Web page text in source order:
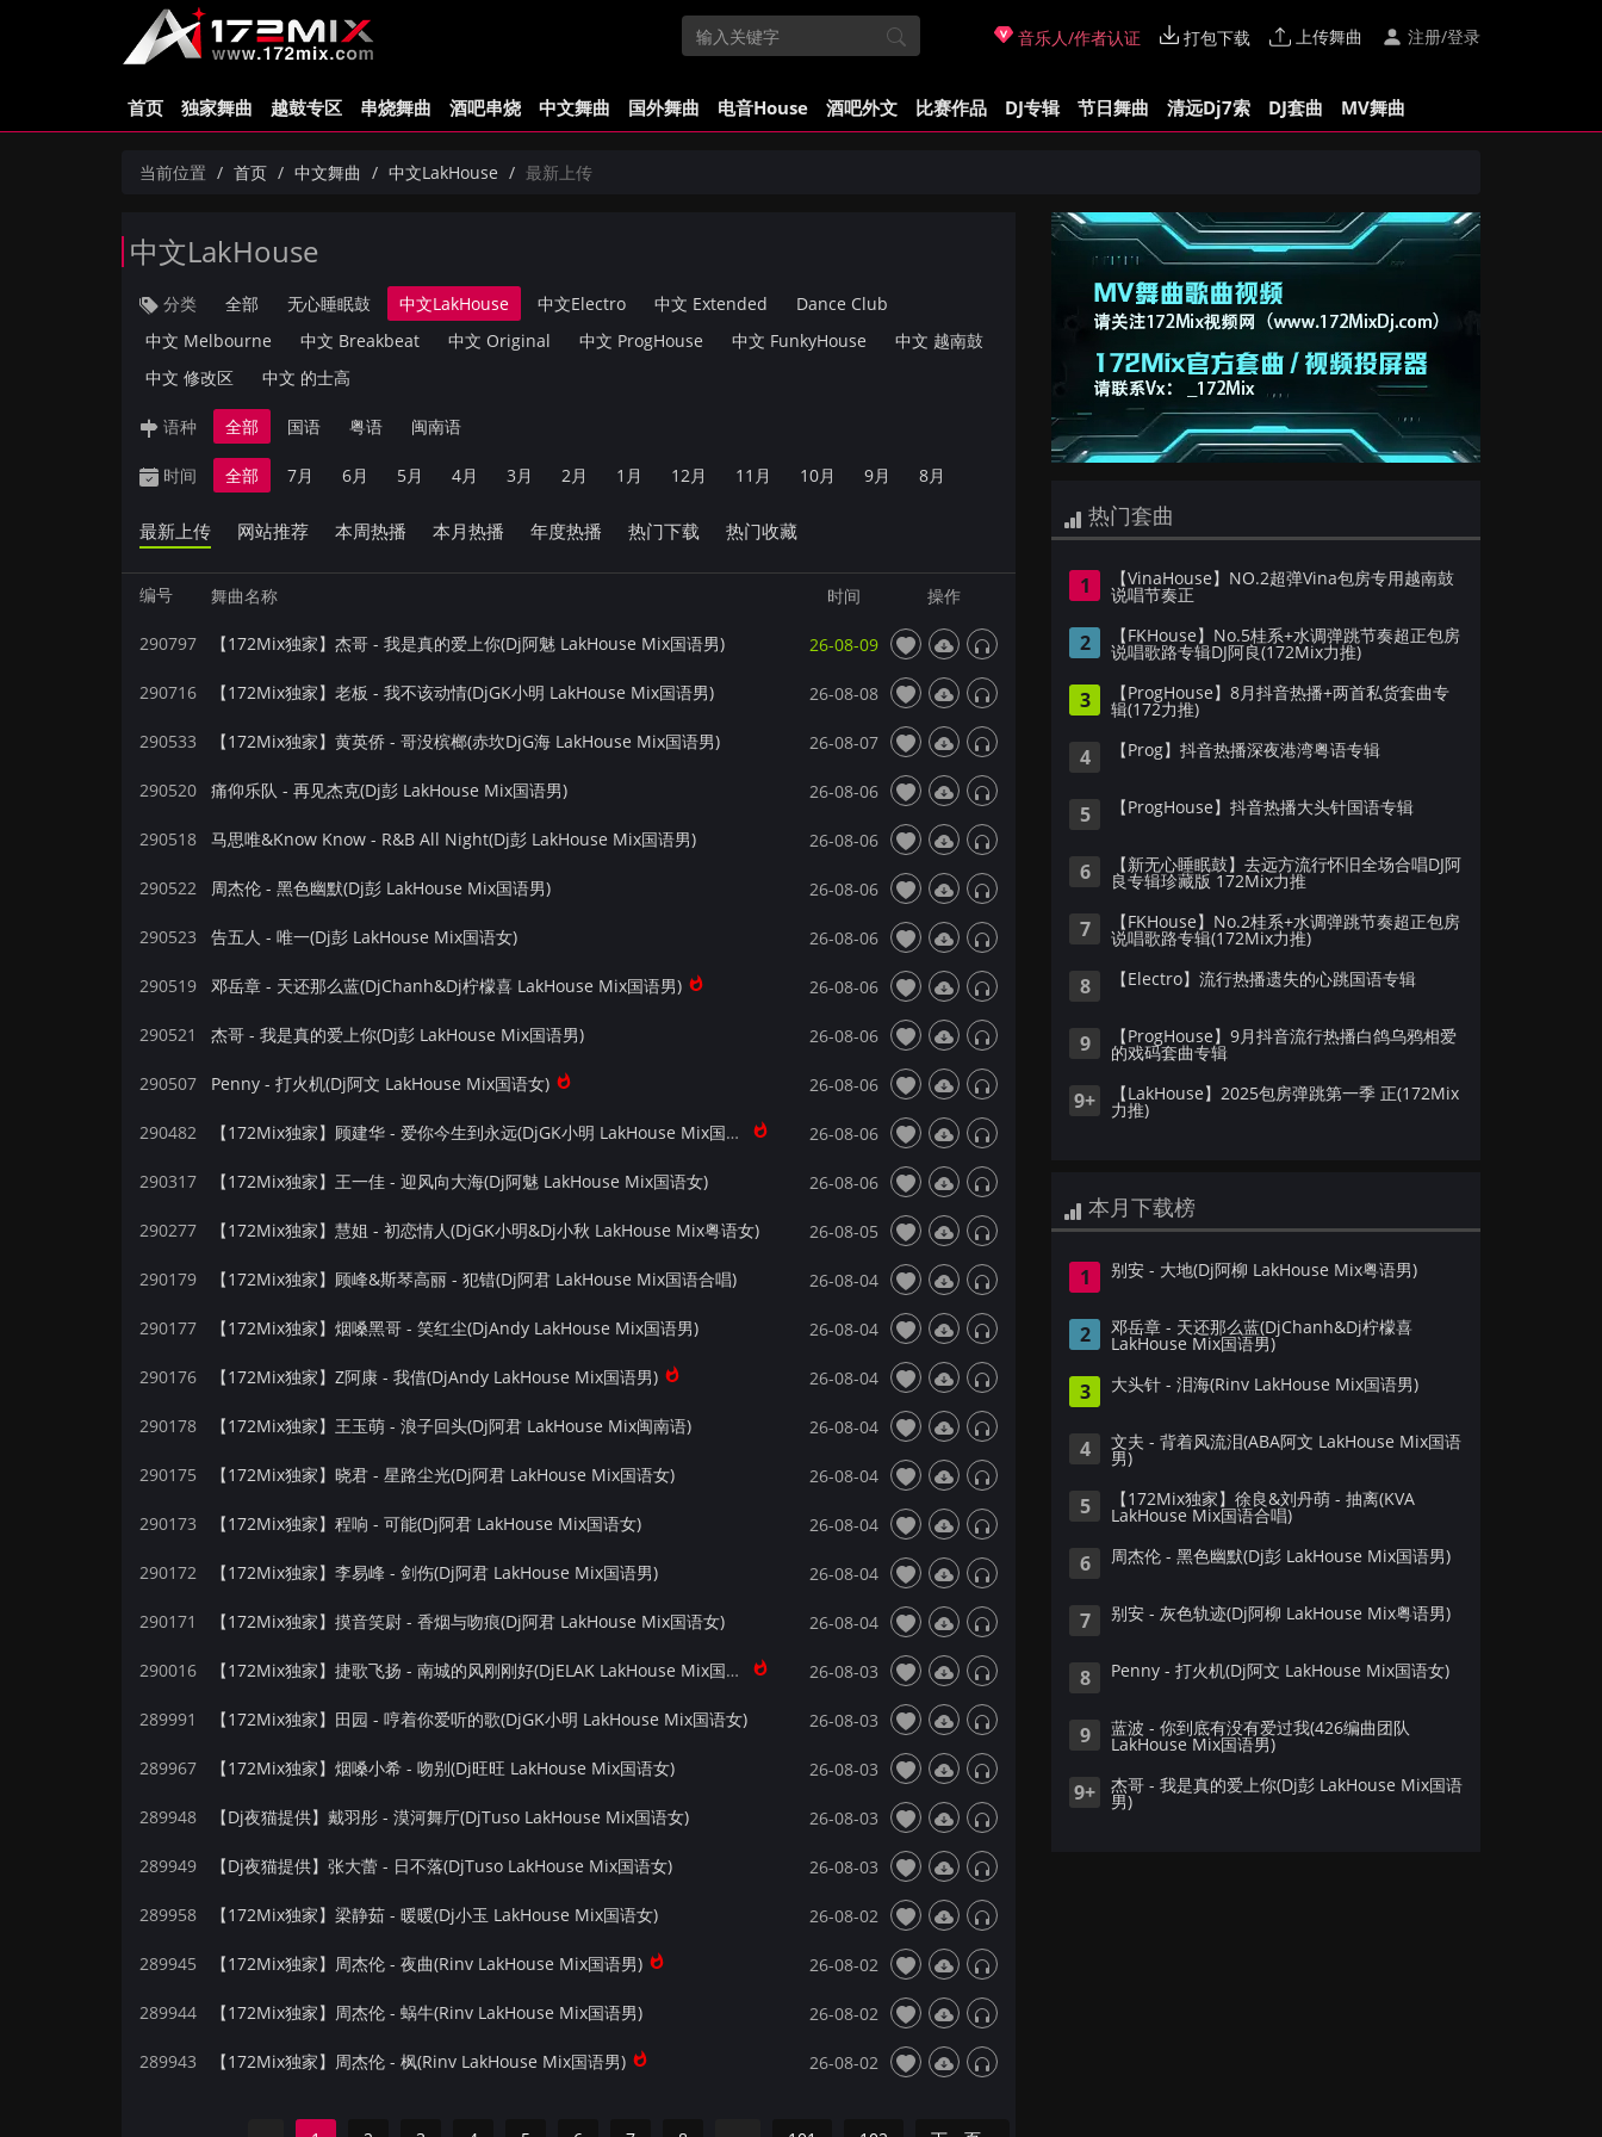
音乐人/作者认证 打包下载 上传舞曲 注册/登录
首页 独家舞曲 越鼓专区 串烧舞曲 酒吧串烧 中文舞曲 国外舞曲 电音House 酒吧外文 比赛作品 DJ专辑 节日舞曲 清远Dj7索 DJ套曲 MV舞曲
当前位置 首页 中文舞曲 中文LakHouse 最新上传
中文LakHouse
分类 全部 无心睡眠鼓 中文LakHouse 中文Electro 中文 Extended
Dance Club
中文 Melbourne
中文 Breakbeat 中文 Original 中文 ProgHouse 中文 FunkyHouse
中文 越南鼓
中文 修改区
中文 的士高
语种 全部 国语 粤语 闽南语
时间 全部 7月 6月 5月 4月 3月 2月 1月 12月 11月 10月 9月 8月
最新上传 网站推荐 本周热播 本月热播 年度热播 热门下载 热门收藏
编号 舞曲名称 时间 操作
290797 【172Mix独家】杰哥 - 我是真的爱上你(Dj阿魅 LakHouse Mix国语男) 26-08-09
290716 【172Mix独家】老板 - 我不该动情(DjGK小明 LakHouse Mix国语男) 26-08-08
290533 【172Mix独家】黄英侨 - 哥没槟榔(赤坎DjG海 LakHouse Mix国语男) 26-08-07
290520 痛仰乐队 - 再见杰克(Dj彭 LakHouse Mix国语男) 26-08-06
290518 马思唯&Know Know - R&B All Night(Dj彭 LakHouse Mix国语男) 26-08-06
290522 周杰伦 - 黑色幽默(Dj彭 LakHouse Mix国语男) 26-08-06
290523 告五人 - 唯一(Dj彭 LakHouse Mix国语女) 26-08-06
290519 邓岳章 - 天还那么蓝(DjChanh&Dj柠檬喜 LakHouse Mix国语男) 26-08-06
290521 杰哥 - 我是真的爱上你(Dj彭 LakHouse Mix国语男) 26-08-06
290507 Penny - 打火机(Dj阿文 LakHouse Mix国语女) 26-08-06
290482 【172Mix独家】顾建华 - 爱你今生到永远(DjGK小明 LakHouse Mix国语男) 26-08-06
290317 【172Mix独家】王一佳 - 迎风向大海(Dj阿魅 LakHouse Mix国语女) 26-08-06
290277 【172Mix独家】慧姐 - 初恋情人(DjGK小明&Dj小秋 LakHouse Mix粤语女) 26-08-05
290179 【172Mix独家】顾峰&斯琴高丽 - 犯错(Dj阿君 LakHouse Mix国语合唱) 26-08-04
290177 【172Mix独家】烟嗓黑哥 - 笑红尘(DjAndy LakHouse Mix国语男) 26-08-04
290176 【172Mix独家】Z阿康 - 我借(DjAndy LakHouse Mix国语男) 26-08-04
290178 【172Mix独家】王玉萌 - 浪子回头(Dj阿君 LakHouse Mix闽南语) 26-08-04
290175 【172Mix独家】晓君 - 星路尘光(Dj阿君 LakHouse Mix国语女) 26-08-04
290173 【172Mix独家】程响 - 可能(Dj阿君 LakHouse Mix国语女) 26-08-04
290172 【172Mix独家】李易峰 - 剑伤(Dj阿君 LakHouse Mix国语男) 26-08-04
290171 【172Mix独家】摸音笑尉 - 香烟与吻痕(Dj阿君 LakHouse Mix国语女) 26-08-04
290016 【172Mix独家】捷歌飞扬 - 南城的风刚刚好(DjELAK LakHouse Mix国语男) 26-08-03
289991 【172Mix独家】田园 - 哼着你爱听的歌(DjGK小明 LakHouse Mix国语女) 26-08-03
289967 【172Mix独家】烟嗓小希 - 吻别(Dj旺旺 LakHouse Mix国语女) 26-08-03
289948 【Dj夜猫提供】戴羽彤 - 漠河舞厅(DjTuso LakHouse Mix国语女) 26-08-03
289949 【Dj夜猫提供】张大蕾 - 日不落(DjTuso LakHouse Mix国语女) 26-08-03
289958 【172Mix独家】梁静茹 - 暖暖(Dj小玉 LakHouse Mix国语女) 26-08-02
289945 【172Mix独家】周杰伦 - 夜曲(Rinv LakHouse Mix国语男) 26-08-02
289944 【172Mix独家】周杰伦 - 蜗牛(Rinv LakHouse Mix国语男) 26-08-02
289943 【172Mix独家】周杰伦 - 枫(Rinv LakHouse Mix国语男) 26-08-02
热门套曲
1 【VinaHouse】NO.2超弹Vina包房专用越南鼓
说唱节奏正
2 【FKHouse】No.5桂系+水调弹跳节奏超正包房
说唱歌路专辑DJ阿良(172Mix力推)
3 【ProgHouse】8月抖音热播+两首私货套曲专
辑(172力推)
4 【Prog】抖音热播深夜港湾粤语专辑
5 【ProgHouse】抖音热播大头针国语专辑
6 【新无心睡眠鼓】去远方流行怀旧全场合唱DJ阿
良专辑珍藏版 172Mix力推
7 【FKHouse】No.2桂系+水调弹跳节奏超正包房
说唱歌路专辑(172Mix力推)
8 【Electro】流行热播遗失的心跳国语专辑
9 【ProgHouse】9月抖音流行热播白鸽乌鸦相爱
的戏码套曲专辑
9+ 【LakHouse】2025包房弹跳第一季 正(172Mix
力推)
本月下载榜
1 别安 - 大地(Dj阿柳 LakHouse Mix粤语男)
2 邓岳章 - 天还那么蓝(DjChanh&Dj柠檬喜
LakHouse Mix国语男)
3 大头针 - 泪海(Rinv LakHouse Mix国语男)
4 文夫 - 背着风流泪(ABA阿文 LakHouse Mix国语
男)
5 【172Mix独家】徐良&刘丹萌 - 抽离(KVA
LakHouse Mix国语合唱)
6 周杰伦 - 黑色幽默(Dj彭 LakHouse Mix国语男)
7 别安 - 灰色轨迹(Dj阿柳 LakHouse Mix粤语男)
8 Penny - 打火机(Dj阿文 LakHouse Mix国语女)
9 蓝波 - 你到底有没有爱过我(426编曲团队
LakHouse Mix国语男)
9+ 杰哥 - 我是真的爱上你(Dj彭 LakHouse Mix国语
男)